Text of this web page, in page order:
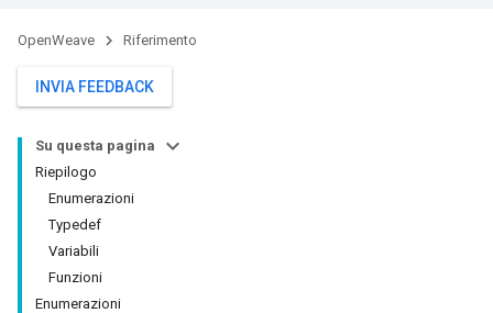
OpenWeave Riferimento
INVIA FEEDBACK
Su questa pagina
Riepilogo
Enumerazioni
Typedef
Variabili
Funzioni
Enumerazioni